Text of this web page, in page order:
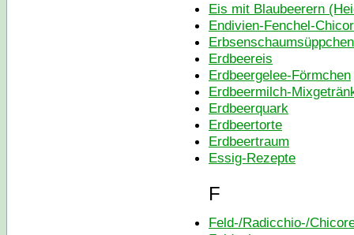
Eis mit Blaubeerern
Endivien-Fenchel-
Erbsenschaumsüppchen
Erdbeereis
Erdbeergelee-Förmchen
Erdbeermilch-
Erdbeerquark
Erdbeertorte
Erdbeertraum
Essig-Rezepte
F
Feld-/Radicchio-/